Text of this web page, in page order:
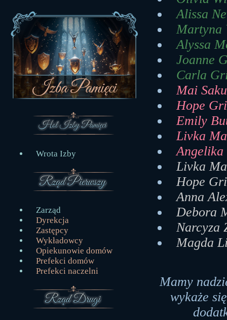
Wrota Izby
Zarząd
Dyrekcja
Zastępcy
Wykładowcy
Opiekunowie domów
Prefekci domów
Prefekci naczelni
Alissa
Martyna
Alyssa
Joanne
Carla
Mai
Hope
Emily
Livka
Angelika
Livka
Hope
Anna
Debora
Narcyza
Magda
Mamy
wykaże